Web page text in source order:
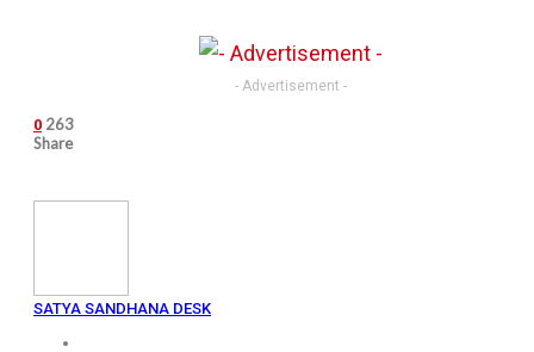
- Advertisement -
0 263
Share
SATYA SANDHANA DESK